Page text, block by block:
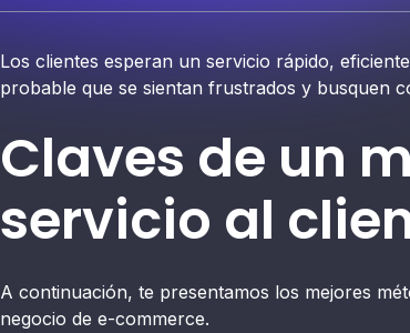
Los clientes esperan un servicio rápido,
probable que se sientan frustrados y busquen
Claves de un
servicio al
A continuación, te presentamos los mejores
negocio de e-commerce.